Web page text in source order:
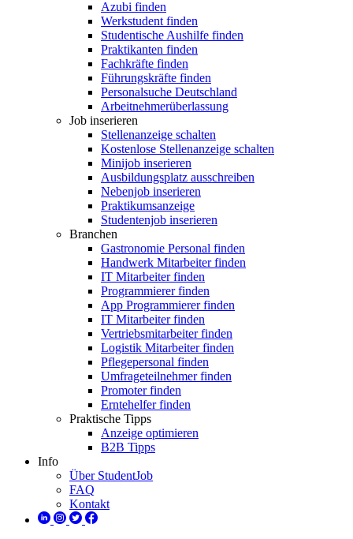
Azubi finden
Werkstudent finden
Studentische Aushilfe finden
Praktikanten finden
Fachkräfte finden
Führungskräfte finden
Personalsuche Deutschland
Arbeitnehmerüberlassung
Job inserieren
Stellenanzeige schalten
Kostenlose Stellenanzeige schalten
Minijob inserieren
Ausbildungsplatz ausschreiben
Nebenjob inserieren
Praktikumsanzeige
Studentenjob inserieren
Branchen
Gastronomie Personal finden
Handwerk Mitarbeiter finden
IT Mitarbeiter finden
Programmierer finden
App Programmierer finden
IT Mitarbeiter finden
Vertriebsmitarbeiter finden
Logistik Mitarbeiter finden
Pflegepersonal finden
Umfrageteilnehmer finden
Promoter finden
Erntehelfer finden
Praktische Tipps
Anzeige optimieren
B2B Tipps
Info
Über StudentJob
FAQ
Kontakt